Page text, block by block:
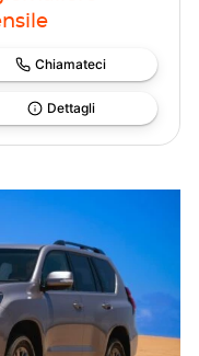
Chiamateci
Dettagli